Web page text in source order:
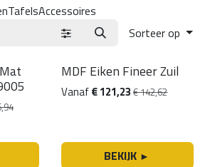
TafelsAccessoires
Sorteer op
15% korting
MDF Eiken Fineer Zuil
Vanaf€121,23 €142,62
BEKIJK ►